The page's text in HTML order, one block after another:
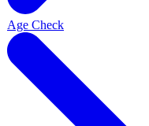
Age Check